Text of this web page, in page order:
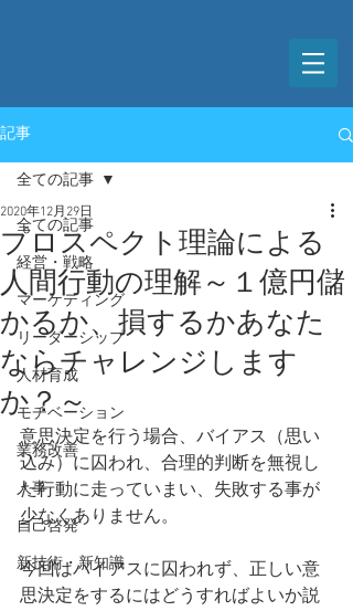
記事
全ての記事
経営・戦略
マーケティング
リーダーシップ
人材育成
モチベーション
業務改善
人事
自己啓発
新技術・新知識
全ての記事
プロスペクト理論による
人間行動の理解～１億円儲
かるか、損するかあなた
ならチャレンジします
か？～
2020年12月29日
意思決定を行う場合、バイアス（思い
込み）に囚われ、合理的判断を無視し
た行動に走っていまい、失敗する事が
少なくありません。
今回はバイアスに囚われず、正しい意
思決定をするにはどうすればよいか説